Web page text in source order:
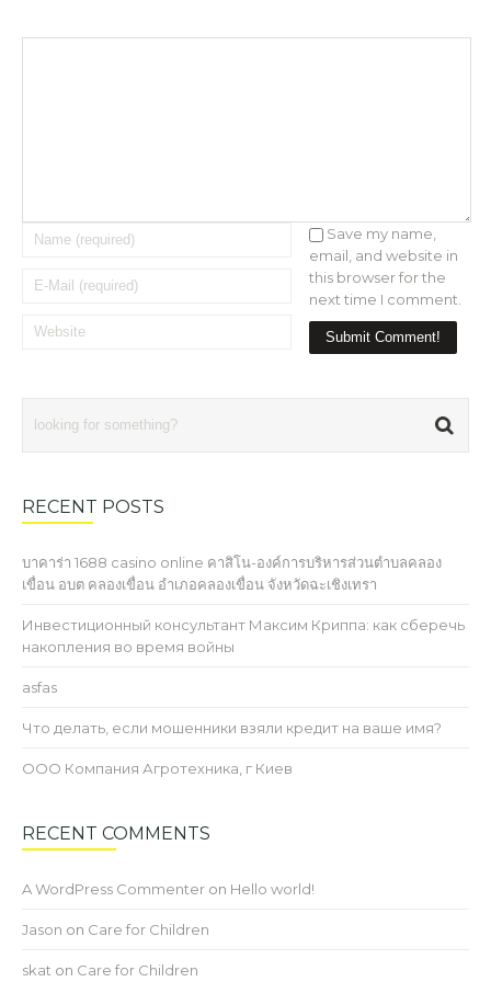
Save my name,
email, and website in
this browser for the
next time I comment.
RECENT POSTS
บาคาร่า 1688 casino online คาสิโน-องค์การบริหารส่วนตำบลคลอง
เขื่อน อบต คลองเขื่อน อำเภอคลองเขื่อน จังหวัดฉะเชิงเทรา
Инвестиционный консультант Максим Криппа: как сберечь
накопления во время войны
asfas
Что делать, если мошенники взяли кредит на ваше имя?
ООО Компания Агротехника, г Киев
RECENT COMMENTS
A WordPress Commenter on Hello world!
Jason on Care for Children
skat on Care for Children